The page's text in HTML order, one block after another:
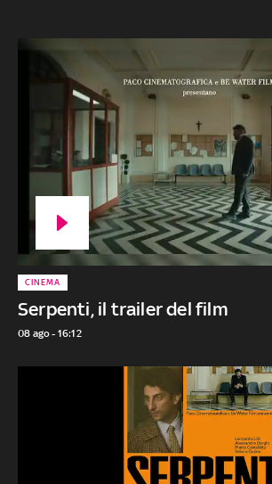
Serpenti, il trailer del film
CINEMA
08 ago - 16:12